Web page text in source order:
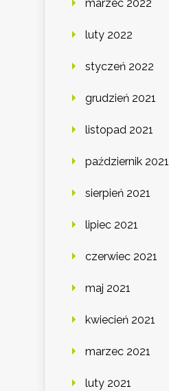
marzec 2022
luty 2022
styczeń 2022
grudzień 2021
listopad 2021
październik 2021
sierpień 2021
lipiec 2021
czerwiec 2021
maj 2021
kwiecień 2021
marzec 2021
luty 2021